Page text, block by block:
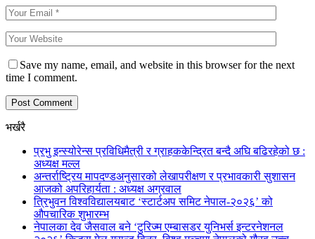
Save my name, email, and website in this browser for the next
time I comment.
भर्खरै
प्रभु इन्स्योरेन्स प्रविधिमैत्री र ग्राहककेन्द्रित बन्दै अघि बढिरहेको छ :
अध्यक्ष मल्ल
अन्तर्राष्ट्रिय मापदण्डअनुसारको लेखापरीक्षण र प्रभावकारी सुशासन
आजको अपरिहार्यता : अध्यक्ष अग्रवाल
त्रिभुवन विश्वविद्यालयबाट ‘स्टार्टअप समिट नेपाल-२०२६’ को
औपचारिक शुभारम्भ
नेपालका देव जैसवाल बने ‘टुरिज्म एम्बासडर युनिभर्स इन्टरनेशनल